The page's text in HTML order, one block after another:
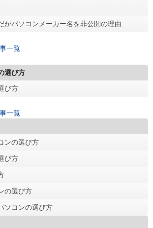
がパソコンメーカー名を非公開の理由
一覧
選び方
び方
一覧
ンの選び方
び方
の選び方
ソコンの選び方